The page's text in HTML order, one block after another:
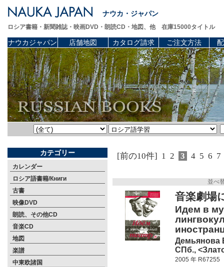
ナウカ・ジャパン
ロシア書籍・新聞雑誌・映画DVD・朗読CD・地図、他 在庫15000タイトル
ナウカジャパン 店舗地図 カタログ請求 ご注文方法
カテゴリー
カレンダー
ロシア語書籍/Книги
古書
映像DVD
朗読、その他CD
音楽CD
地図
楽譜
中東欧諸国
[前の10件] 1 2 3 4 5 6 7
並べ
音楽劇場
Идем в
Демьянова
СПб.,
2005 年 R67255